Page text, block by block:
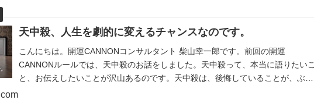
天中殺、人生を劇的に変えるチャンスなのです。
こんにちは。開運CANNONコンサルタント 柴山幸一郎です。前回の開運
CANNONルールでは、天中殺のお話をしました。天中殺って、本当に語りたいこ
と、お伝えしたいことが沢山あるのです。天中殺は、後悔していることが、ぶわ